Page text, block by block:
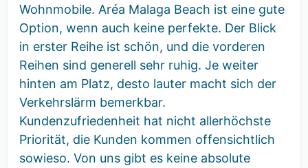
Wohnmobile. Aréa Malaga Beach ist eine gute
Option, wenn auch keine perfekte. Der Blick
in erster Reihe ist schön, und die vorderen
Reihen sind generell sehr ruhig. Je weiter
hinten am Platz, desto lauter macht sich der
Verkehrslärm bemerkbar.
Kundenzufriedenheit hat nicht allerhöchste
Priorität, die Kunden kommen offensichtlich
sowieso. Von uns gibt es keine absolute